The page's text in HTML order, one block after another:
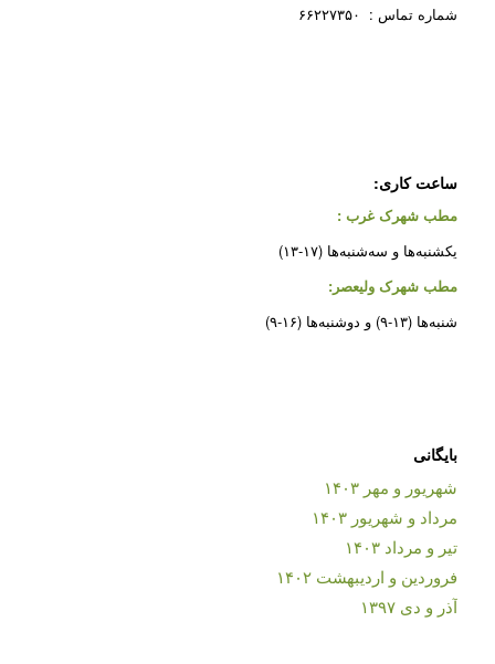
شماره تماس : ۶۶۲۲۷۳۵۰
ساعت کاری:
مطب شهرک غرب :
یکشنبه‌ها و سه‌شنبه‌ها (۱۷-۱۳)
مطب شهرک ولیعصر:
شنبه‌ها (۱۳-۹) و دوشنبه‌ها (۱۶-۹)
بایگانی
شهریور و مهر ۱۴۰۳
مرداد و شهریور ۱۴۰۳
تیر و مرداد ۱۴۰۳
فروردین و اردیبهشت ۱۴۰۲
آذر و دی ۱۳۹۷